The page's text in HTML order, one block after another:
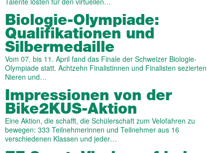
Biologie-Olympiade:
Qualifikationen und
Silbermedaille
Vom 07. bis 11. April fand das Finale der Schweizer Biologie-
Olympiade statt. Achtzehn Finalistinnen und Finalisten sezierten
Nieren und…
Impressionen von der
Bike2KUS-Aktion
Eine Aktion, die schafft, die Schülerschaft zum Velofahren zu
bewegen: 333 Teilnehmerinnen und Teilnehmer aus 16
verschiedenen Klassen und jeder…